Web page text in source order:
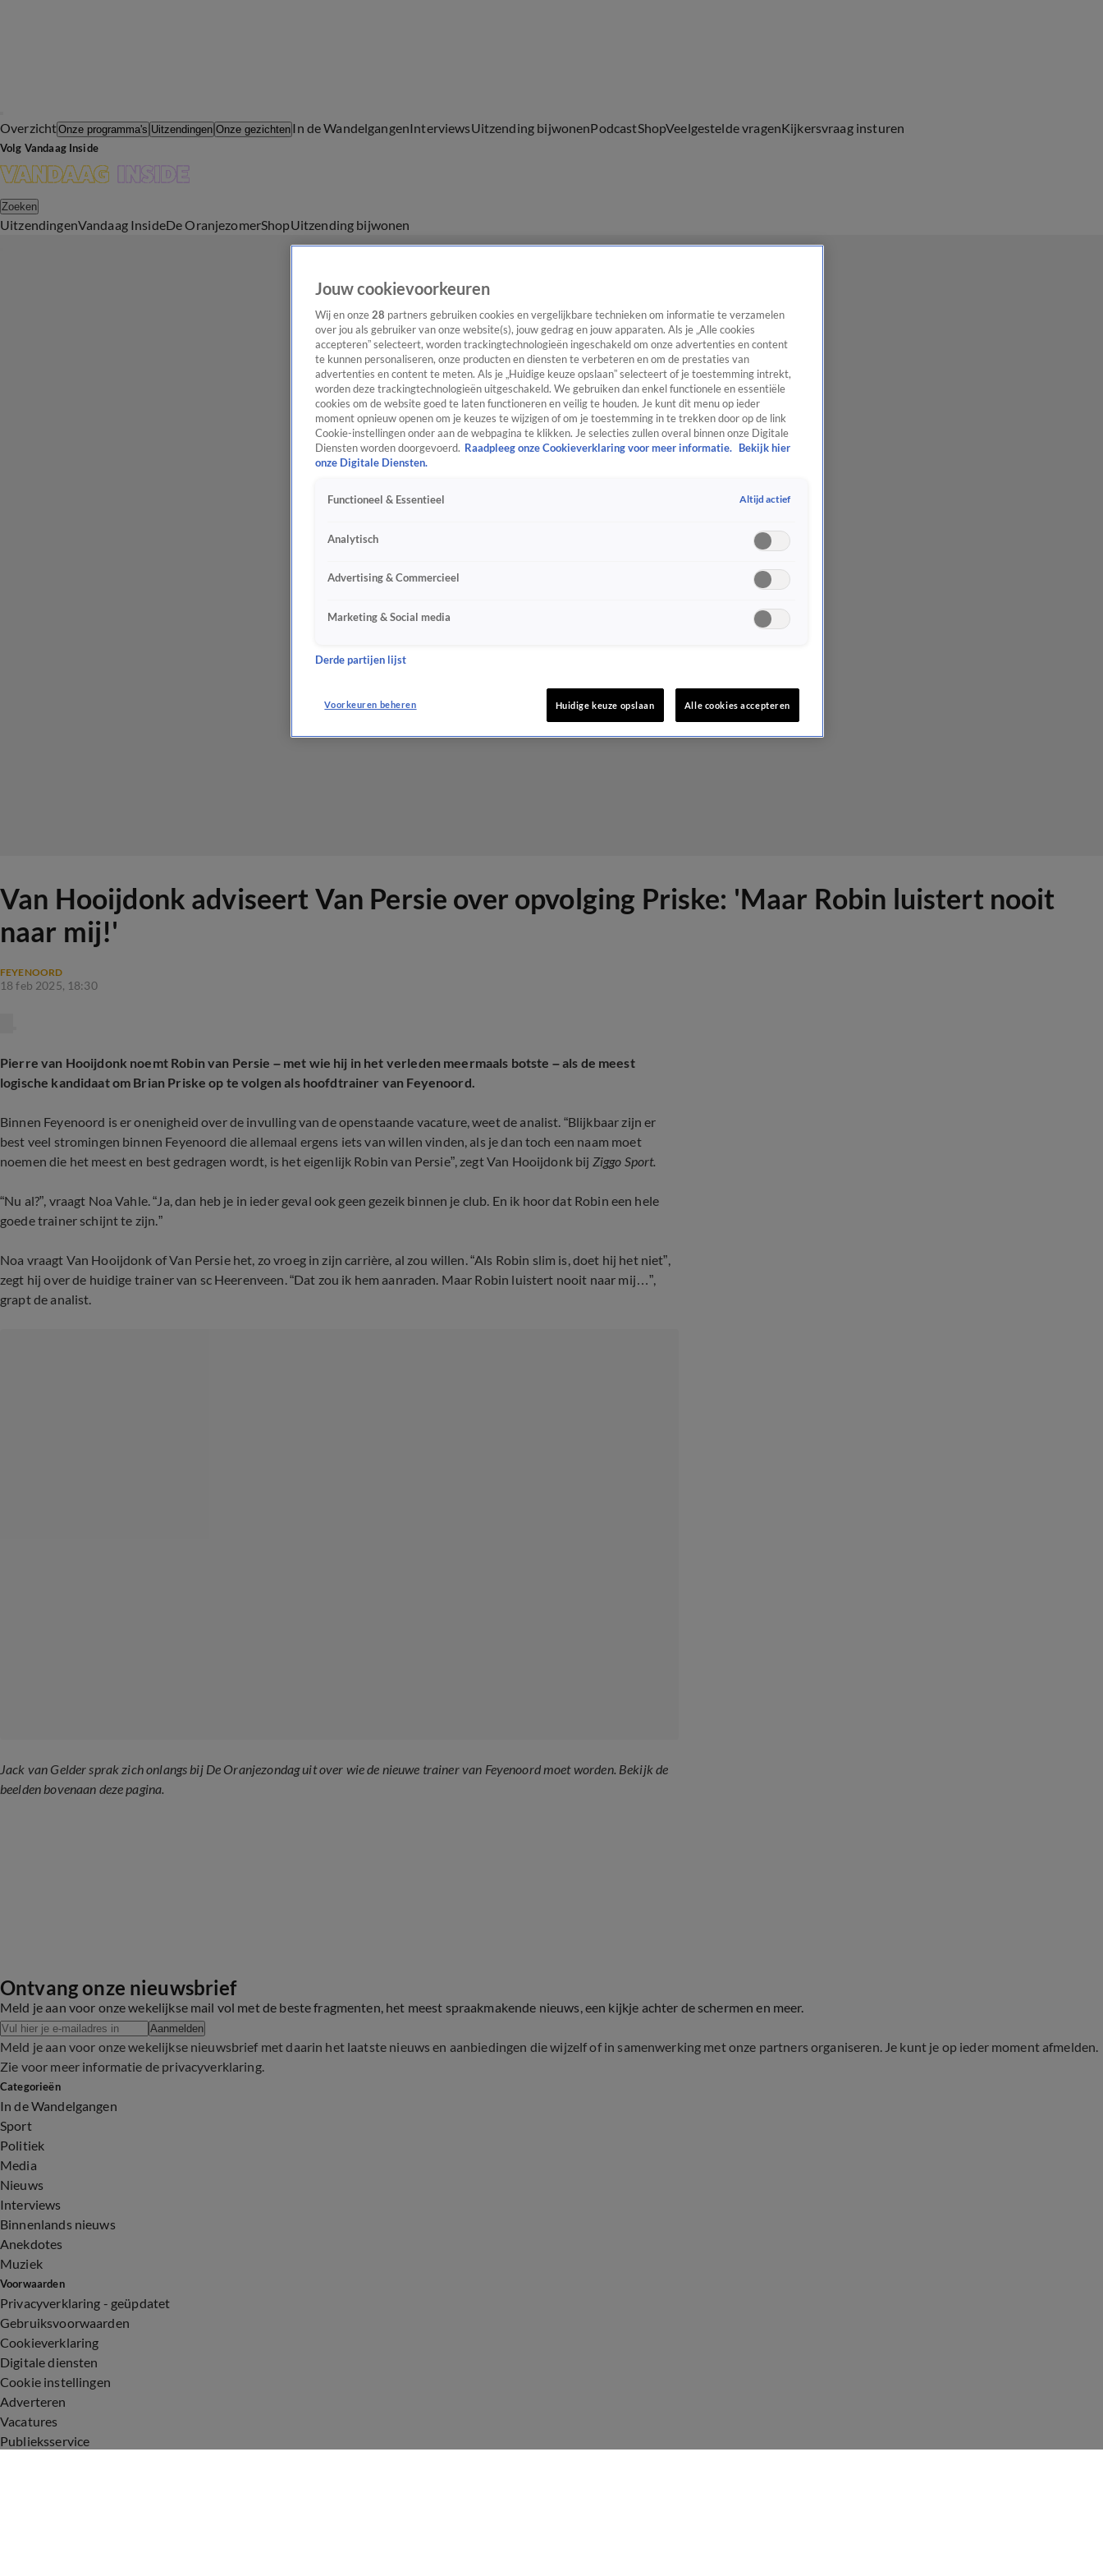
OverzichtOnze programma's Uitzendingen Onze gezichten In de WandelgangenInterviewsUitzending bijwonenPodcastShopVeelgestelde vragenKijkersvraag insturen
Volg Vandaag Inside
Zoeken
UitzendingenVandaag InsideDe OranjezomerShopUitzending bijwonen
Van Hooijdonk adviseert Van Persie over opvolging Priske: 'Maar Robin luistert nooit
naar mij!'
FEYENOORD
18 feb 2025, 18:30
Pierre van Hooijdonk noemt Robin van Persie – met wie hij in het verleden meermaals botste – als de meest
logische kandidaat om Brian Priske op te volgen als hoofdtrainer van Feyenoord.
Binnen Feyenoord is er onenigheid over de invulling van de openstaande vacature, weet de analist. “Blijkbaar zijn er
best veel stromingen binnen Feyenoord die allemaal ergens iets van willen vinden, als je dan toch een naam moet
noemen die het meest en best gedragen wordt, is het eigenlijk Robin van Persie”, zegt Van Hooijdonk bij Ziggo Sport.
“Nu al?”, vraagt Noa Vahle. “Ja, dan heb je in ieder geval ook geen gezeik binnen je club. En ik hoor dat Robin een hele
goede trainer schijnt te zijn.”
Noa vraagt Van Hooijdonk of Van Persie het, zo vroeg in zijn carrière, al zou willen. “Als Robin slim is, doet hij het niet”,
zegt hij over de huidige trainer van sc Heerenveen. “Dat zou ik hem aanraden. Maar Robin luistert nooit naar mij…”,
grapt de analist.
Jack van Gelder sprak zich onlangs bij De Oranjezondag uit over wie de nieuwe trainer van Feyenoord moet worden. Bekijk de
beelden bovenaan deze pagina.
Ontvang onze nieuwsbrief
Meld je aan voor onze wekelijkse mail vol met de beste fragmenten, het meest spraakmakende nieuws, een kijkje achter de schermen en meer.
Aanmelden
Meld je aan voor onze wekelijkse nieuwsbrief met daarin het laatste nieuws en aanbiedingen die wijzelf of in samenwerking met onze partners organiseren. Je kunt je op ieder moment afmelden.
Zie voor meer informatie de privacyverklaring.
Categorieën
In de Wandelgangen
Sport
Politiek
Media
Nieuws
Interviews
Binnenlands nieuws
Anekdotes
Muziek
Voorwaarden
Privacyverklaring - geüpdatet
Gebruiksvoorwaarden
Cookieverklaring
Digitale diensten
Cookie instellingen
Adverteren
Vacatures
Publieksservice
Jouw cookievoorkeuren
Wij en onze 28 partners gebruiken cookies en vergelijkbare technieken om informatie te verzamelen
over jou als gebruiker van onze website(s), jouw gedrag en jouw apparaten. Als je „Alle cookies
accepteren” selecteert, worden trackingtechnologieën ingeschakeld om onze advertenties en content
te kunnen personaliseren, onze producten en diensten te verbeteren en om de prestaties van
advertenties en content te meten. Als je „Huidige keuze opslaan” selecteert of je toestemming intrekt,
worden deze trackingtechnologieën uitgeschakeld. We gebruiken dan enkel functionele en essentiële
cookies om de website goed te laten functioneren en veilig te houden. Je kunt dit menu op ieder
moment opnieuw openen om je keuzes te wijzigen of om je toestemming in te trekken door op de link
Cookie-instellingen onder aan de webpagina te klikken. Je selecties zullen overal binnen onze Digitale
Diensten worden doorgevoerd. Raadpleeg onze Cookieverklaring voor meer informatie.
Bekijk hier
onze Digitale Diensten.
Functioneel & Essentieel Altijd actief
Analytisch
Advertising & Commercieel
Marketing & Social media
Derde partijen lijst
Voorkeuren beheren Huidige keuze opslaan Alle cookies accepteren